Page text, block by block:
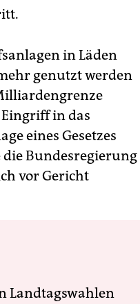
in Läden
genutzt werden
in das
eines Gesetzes
Bundesregierung
vor Gericht
Landtagswahlen